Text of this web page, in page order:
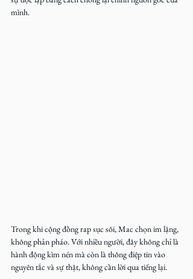
mình.
Trong khi cộng đồng rap sục sôi, Mac chọn im lặng,
không phản pháo. Với nhiều người, đây không chỉ là
hành động kìm nén mà còn là thông điệp tin vào
nguyên tắc và sự thật, không cần lời qua tiếng lại.